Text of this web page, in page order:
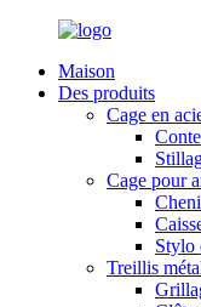
Maison
Des produits
Cage en
Cage pour
Stylo
Treillis